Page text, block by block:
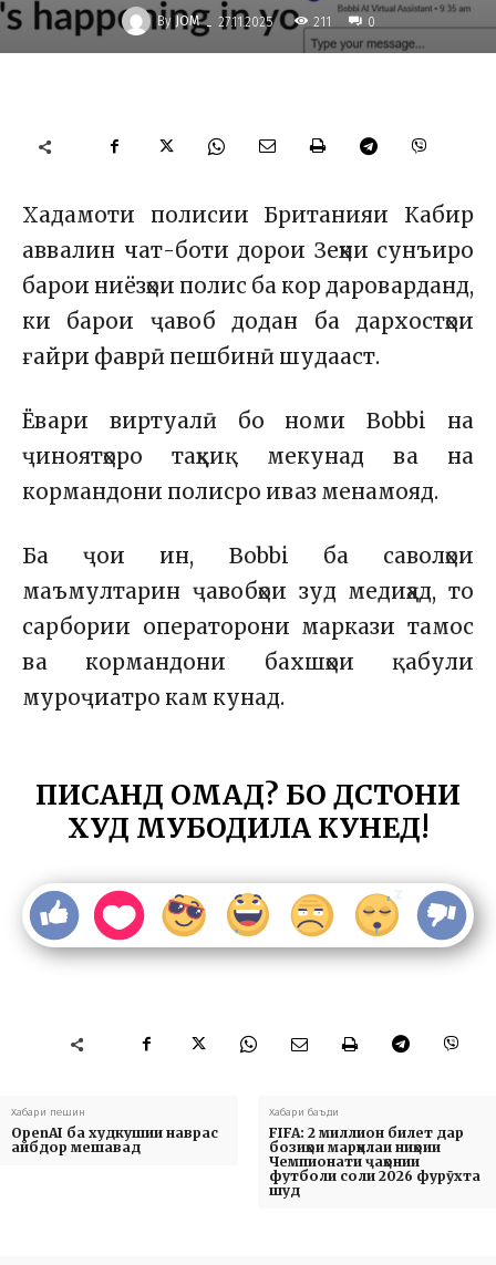
By JOM - 27.11.2025 211 0
Хадамоти полисии Британияи Кабир
аввалин чат-боти дорои Зеҳни сунъиро
барои ниёзҳои полис ба кор дароварданд,
ки барои ҷавоб додан ба дархостҳои
ғайри фаврӣ пешбинӣ шудааст.
Ёвари виртуалӣ бо номи Bobbi на
ҷиноятҳоро таҳқиқ мекунад ва на
кормандони полисро иваз менамояд.
Ба ҷои ин, Bobbi ба саволҳои
маъмултарин ҷавобҳои зуд медиҳад, то
сарбории операторони маркази тамос
ва кормандони бахшҳои қабули
муроҷиатро кам кунад.
ПИСАНД ОМАД? БО ДӮСТОНИ
ХУД МУБОДИЛА КУНЕД!
Хабари пешин
OpenAI ба худкушии наврас
айбдор мешавад
Хабари баъди
FIFA: 2 миллион билет дар
бозиҳои марҳилаи ниҳоии
Чемпионати ҷаҳонии
футболи соли 2026 фурӯхта
шуд